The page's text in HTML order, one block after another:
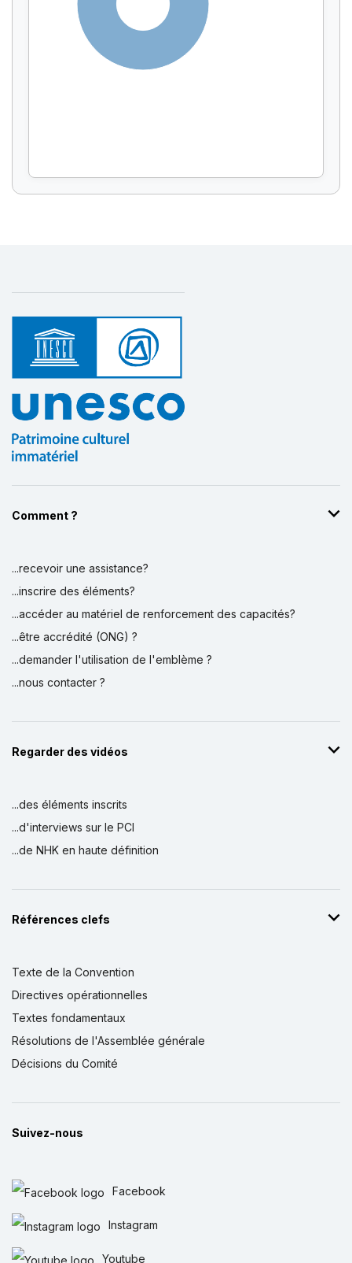
Affichage par
Comment ?
...recevoir une assistance?
...inscrire des éléments?
...accéder au matériel de renforcement des capacités?
...être accrédité (ONG) ?
...demander l'utilisation de l'emblème ?
...nous contacter ?
Regarder des vidéos
...des éléments inscrits
...d'interviews sur le PCI
...de NHK en haute définition
Références clefs
Texte de la Convention
Directives opérationnelles
Textes fondamentaux
Résolutions de l'Assemblée générale
Décisions du Comité
Suivez-nous
Facebook
Instagram
Youtube